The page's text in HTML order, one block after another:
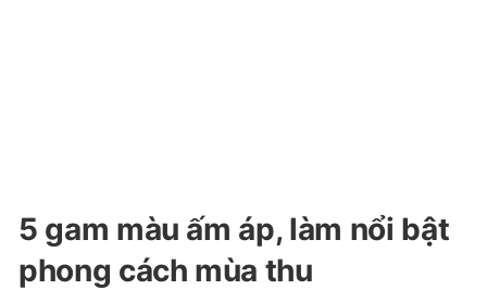
5 gam màu ấm áp, làm nổi bật
phong cách mùa thu